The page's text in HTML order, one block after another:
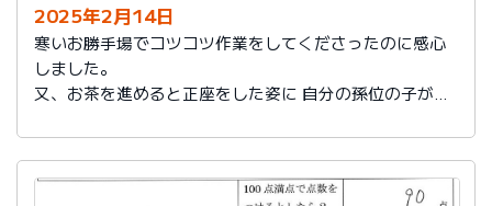
2025年2月14日
寒いお勝手場でコツコツ作業をしてくださったのに感心
しました。
又、お茶を進めると正座をした姿に 自分の孫位の子がな
又、市との対応が耳の悪い私に代わって聞いてくれ助か
りました。
説明もその後しっかりしてもらい感謝しています。